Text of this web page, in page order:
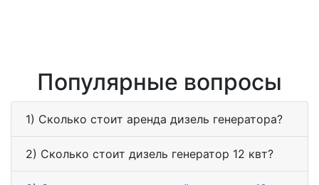
Популярные вопросы
1) Сколько стоит аренда дизель генератора?
2) Сколько стоит дизель генератор 12 квт?